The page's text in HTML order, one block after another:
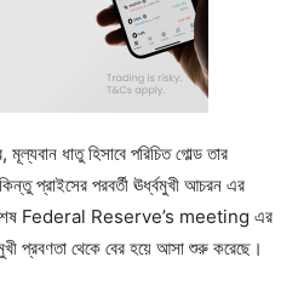
ধাতু হিসাবে পরিচিত গোল্ড তার
প্রাইসের পরবর্তী ঊর্ধ্বমুখী আচরন এর
Federal Reserve’s meeting এর
প্রবণতা থেকে বের হয়ে আসা শুরু করেছে।